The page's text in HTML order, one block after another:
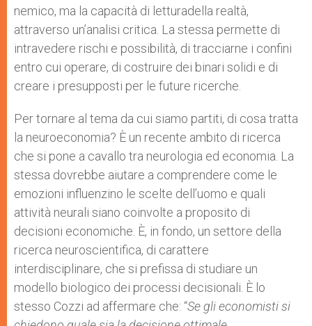
nemico, ma la capacità di letturadella realtà,
attraverso un’analisi critica. La stessa permette di
intravedere rischi e possibilità, di tracciarne i confini
entro cui operare, di costruire dei binari solidi e di
creare i presupposti per le future ricerche.
Per tornare al tema da cui siamo partiti, di cosa tratta
la neuroeconomia? È un recente ambito di ricerca
che si pone a cavallo tra neurologia ed economia. La
stessa dovrebbe aiutare a comprendere come le
emozioni influenzino le scelte dell’uomo e quali
attività neurali siano coinvolte a proposito di
decisioni economiche. È, in fondo, un settore della
ricerca neuroscientifica, di carattere
interdisciplinare, che si prefissa di studiare un
modello biologico dei processi decisionali. È lo
stesso Cozzi ad affermare che: “Se gli economisti si